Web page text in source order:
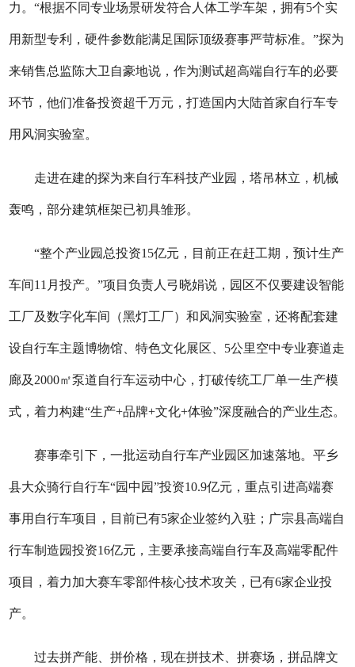
力。“根据不同专业场景研发符合人体工学车架，拥有5个实
用新型专利，硬件参数能满足国际顶级赛事严苛标准。”探为
来销售总监陈大卫自豪地说，作为测试超高端自行车的必要
环节，他们准备投资超千万元，打造国内大陆首家自行车专
用风洞实验室。
走进在建的探为来自行车科技产业园，塔吊林立，机械
轰鸣，部分建筑框架已初具雏形。
“整个产业园总投资15亿元，目前正在赶工期，预计生产
车间11月投产。”项目负责人弓晓娟说，园区不仅要建设智能
工厂及数字化车间（黑灯工厂）和风洞实验室，还将配套建
设自行车主题博物馆、特色文化展区、5公里空中专业赛道走
廊及2000㎡泵道自行车运动中心，打破传统工厂单一生产模
式，着力构建“生产+品牌+文化+体验”深度融合的产业生态。
赛事牵引下，一批运动自行车产业园区加速落地。平乡
县大众骑行自行车“园中园”投资10.9亿元，重点引进高端赛
事用自行车项目，目前已有5家企业签约入驻；广宗县高端自
行车制造园投资16亿元，主要承接高端自行车及高端零配件
项目，着力加大赛车零部件核心技术攻关，已有6家企业投
产。
过去拼产能、拼价格，现在拼技术、拼赛场，拼品牌文